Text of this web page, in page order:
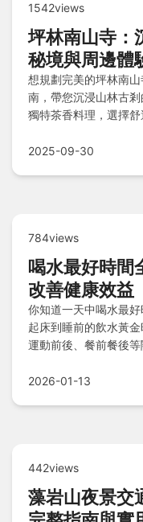
1542views
坪林南山寺：
秘境與周邊體
想規劃完美的坪林南
南，帶您沉浸山林古
獨特茶香料理，選擇
2025-09-30
784views
喝水最好時間
改善健康效益
你知道一天中喝水最
起床到睡前的飲水黃
運動前後、餐前餐後
脫水風險，提升整體健
2026-01-13
442views
藻岩山夜景交